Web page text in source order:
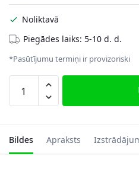
Noliktavā
Piegādes laiks: 5-10 d. d.
*Pasūtījumu termiņi ir provizoriski
grozs
bambuss,
brūns
Bildes Apraksts